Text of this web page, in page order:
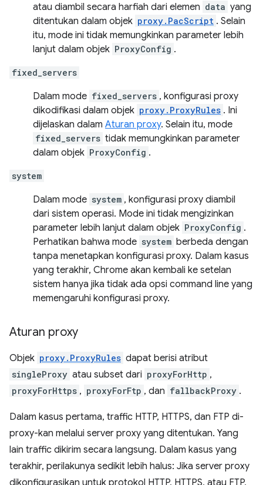
atau diambil secara harfiah dari elemen data yang
ditentukan dalam objek proxy.PacScript . Selain
itu, mode ini tidak memungkinkan parameter lebih
lanjut dalam objek ProxyConfig .
fixed_servers
Dalam mode fixed_servers , konfigurasi proxy
dikodifikasi dalam objek proxy.ProxyRules . Ini
dijelaskan dalam Aturan proxy. Selain itu, mode
fixed_servers tidak memungkinkan parameter
dalam objek ProxyConfig .
system
Dalam mode system , konfigurasi proxy diambil
dari sistem operasi. Mode ini tidak mengizinkan
parameter lebih lanjut dalam objek ProxyConfig .
Perhatikan bahwa mode system berbeda dengan
tanpa menetapkan konfigurasi proxy. Dalam kasus
yang terakhir, Chrome akan kembali ke setelan
sistem hanya jika tidak ada opsi command line yang
memengaruhi konfigurasi proxy.
Aturan proxy
Objek proxy.ProxyRules dapat berisi atribut
singleProxy atau subset dari proxyForHttp ,
proxyForHttps , proxyForFtp , dan fallbackProxy .
Dalam kasus pertama, traffic HTTP, HTTPS, dan FTP di-
proxy-kan melalui server proxy yang ditentukan. Yang
lain traffic dikirim secara langsung. Dalam kasus yang
terakhir, perilakunya sedikit lebih halus: Jika server proxy
dikonfigurasikan untuk protokol HTTP, HTTPS, atau FTP,